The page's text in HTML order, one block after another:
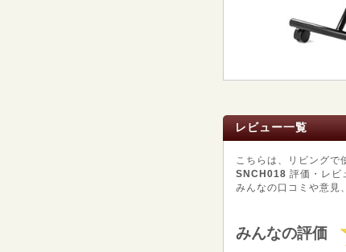
レビュー一覧
こちらは、リビングで
SNCH018 評価・レビ
みんなの口コミや意見
みんなの評価